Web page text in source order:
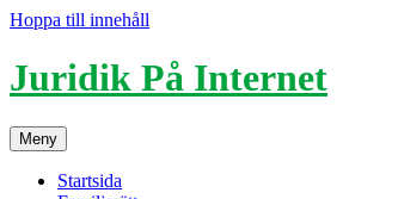
Hoppa till innehåll
Juridik På Internet
Meny
Startsida